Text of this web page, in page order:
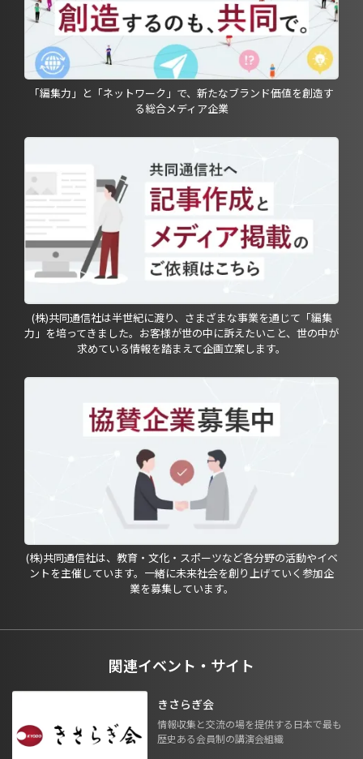
「編集力」と「ネットワーク」で、新たなブランド価値を創造す
る総合メディア企業
(株)共同通信社は半世紀に渡り、さまざまな事業を通じて「編集
力」を培ってきました。お客様が世の中に訴えたいこと、世の中が
求めている情報を踏まえて企画立案します。
(株)共同通信社は、教育・文化・スポーツなど各分野の活動やイベ
ントを主催しています。一緒に未来社会を創り上げていく参加企
業を募集しています。
関連イベント・サイト
きさらぎ会
情報収集と交流の場を提供する日本で最も
歴史ある会員制の講演会組織